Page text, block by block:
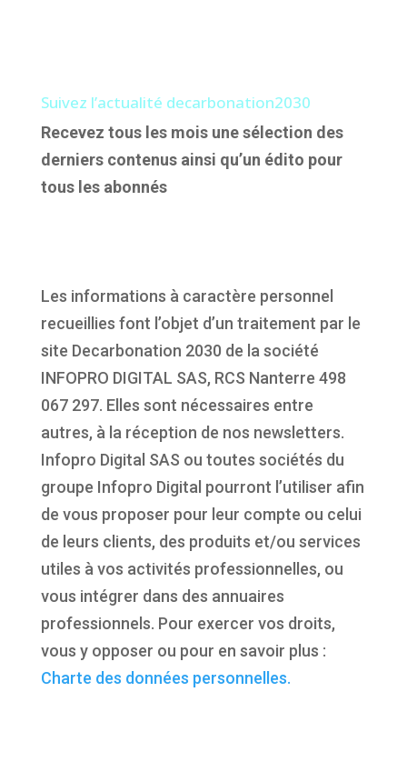
Suivez l’actualité decarbonation2030
Recevez tous les mois une sélection des
derniers contenus ainsi qu’un édito pour
tous les abonnés
Les informations à caractère personnel
recueillies font l’objet d’un traitement par le
site Decarbonation 2030 de la société
INFOPRO DIGITAL SAS, RCS Nanterre 498
067 297. Elles sont nécessaires entre
autres, à la réception de nos newsletters.
Infopro Digital SAS ou toutes sociétés du
groupe Infopro Digital pourront l’utiliser afin
de vous proposer pour leur compte ou celui
de leurs clients, des produits et/ou services
utiles à vos activités professionnelles, ou
vous intégrer dans des annuaires
professionnels. Pour exercer vos droits,
vous y opposer ou pour en savoir plus :
Charte des données personnelles.